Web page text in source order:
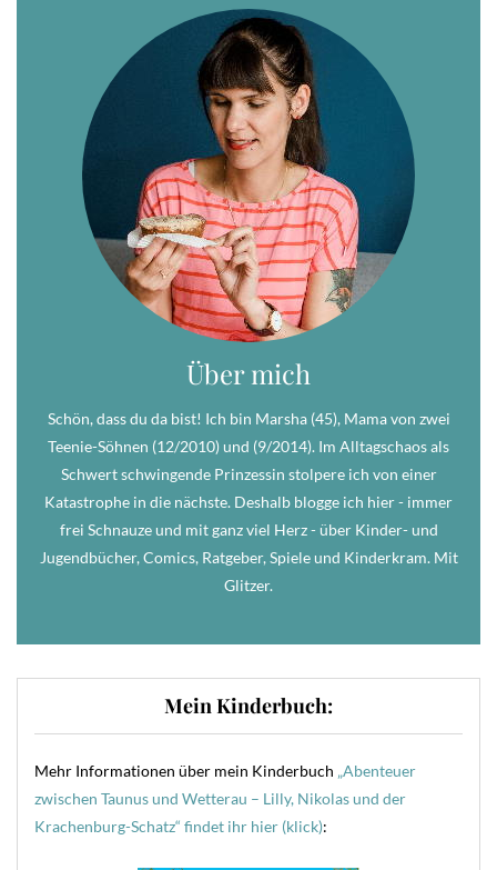
Über mich
Schön, dass du da bist! Ich bin Marsha (45), Mama von zwei
Teenie-Söhnen (12/2010) und (9/2014). Im Alltagschaos als
Schwert schwingende Prinzessin stolpere ich von einer
Katastrophe in die nächste. Deshalb blogge ich hier - immer
frei Schnauze und mit ganz viel Herz - über Kinder- und
Jugendbücher, Comics, Ratgeber, Spiele und Kinderkram. Mit
Glitzer.
Mein Kinderbuch:
Mehr Informationen über mein Kinderbuch „Abenteuer
zwischen Taunus und Wetterau – Lilly, Nikolas und der
Krachenburg-Schatz“ findet ihr hier (klick):